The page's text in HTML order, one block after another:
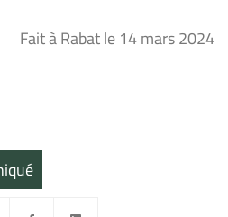
Fait à Rabat le 14 mars 2024